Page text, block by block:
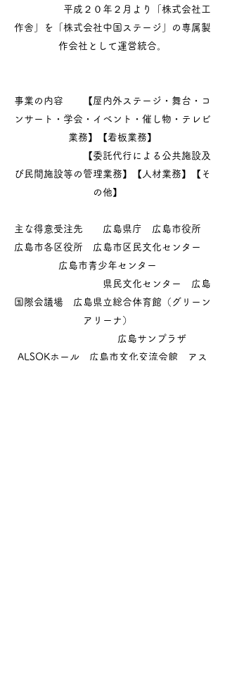
平成２０年２月より「株式会社工
作舎」を「株式会社中国ステージ」の専属製
作会社として運営統合。
事業の内容 【屋内外ステージ・舞台・コ
ンサート・学会・イベント・催し物・テレビ
業務】【看板業務】
【委託代行による公共施設及
び民間施設等の管理業務】【人材業務】【そ
の他】
主な得意受注先 広島県庁 広島市役所
広島市各区役所 広島市区民文化センター
広島市青少年センター
県民文化センター 広島
国際会議場 広島県立総合体育館（グリーン
アリーナ）
広島サンプラザ
ALSOKホール 広島市文化交流会館 アス